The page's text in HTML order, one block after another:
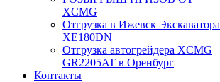
XCMG
Отгрузка в Ижевск Экскаватора
XE180DN
Отгрузка автогрейдера XCMG
GR2205AT в Оренбург
Контакты